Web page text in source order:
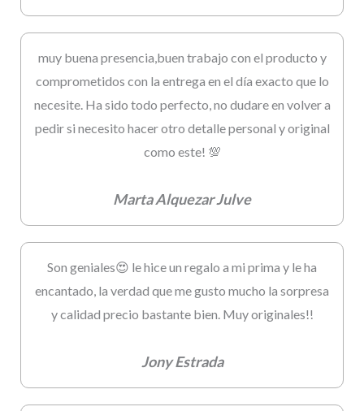
muy buena presencia,buen trabajo con el producto y
comprometidos con la entrega en el día exacto que lo
necesite. Ha sido todo perfecto, no dudare en volver a
pedir si necesito hacer otro detalle personal y original
como este! 💯
Marta Alquezar Julve
Son geniales😍 le hice un regalo a mi prima y le ha
encantado, la verdad que me gusto mucho la sorpresa
y calidad precio bastante bien. Muy originales!!
Jony Estrada